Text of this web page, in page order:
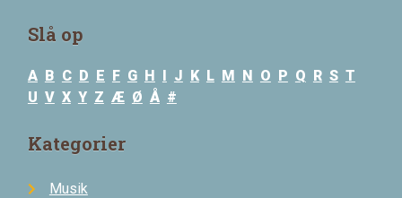
Slå op
A B C D E F G H I J K L M N O P Q R S T
U V X Y Z Æ Ø Å #
Kategorier
Musik